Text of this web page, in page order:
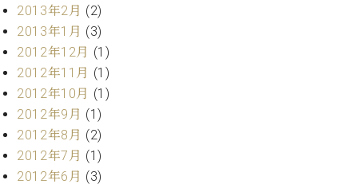
ア
ー
テ
ィ
ス
ト
カ
ス
タ
マ
2013年2月 (2)
2013年1月 (3)
2012年12月 (1)
2012年11月 (1)
2012年10月 (1)
2012年9月 (1)
2012年8月 (2)
2012年7月 (1)
2012年6月 (3)